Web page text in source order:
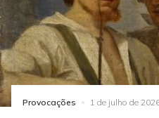
Provocações 1 de julho de